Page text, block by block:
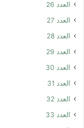
العدد 26
العدد 27
العدد 28
العدد 29
العدد 30
العدد 31
العدد 32
العدد 33